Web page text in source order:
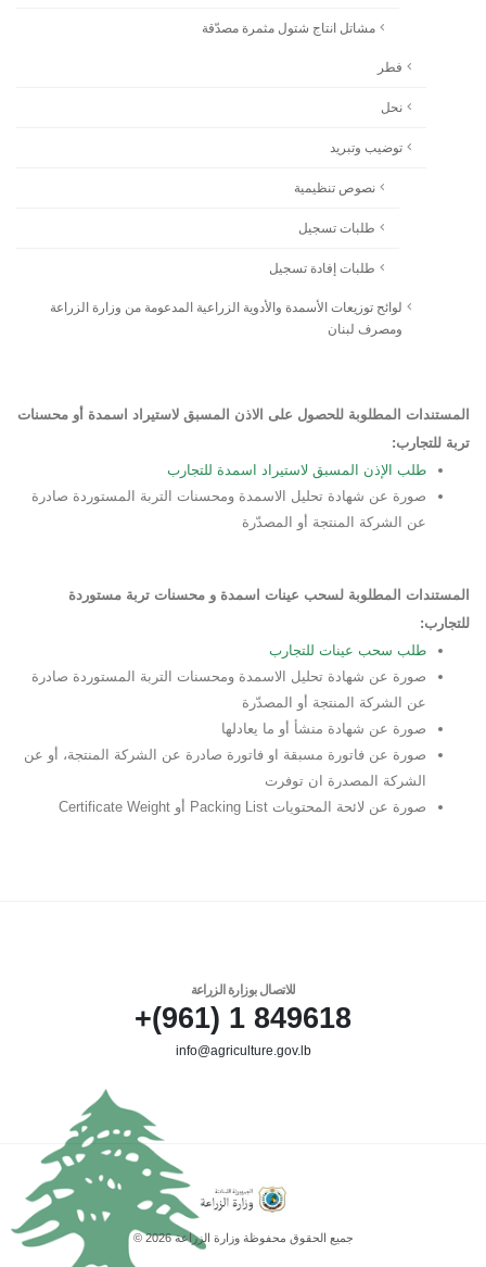
مشاتل انتاج شتول مثمرة مصدّقة
فطر
نحل
توضيب وتبريد
نصوص تنظيمية
طلبات تسجيل
طلبات إفادة تسجيل
لوائح توزيعات الأسمدة والأدوية الزراعية المدعومة من وزارة الزراعة
ومصرف لبنان
المستندات المطلوبة للحصول على الاذن المسبق لاستيراد اسمدة أو محسنات
تربة للتجارب:
طلب الإذن المسبق لاستيراد اسمدة للتجارب
صورة عن شهادة تحليل الاسمدة ومحسنات التربة المستوردة صادرة
عن الشركة المنتجة أو المصدّرة
المستندات المطلوبة لسحب عينات اسمدة و محسنات تربة مستوردة
للتجارب:
طلب سحب عينات للتجارب
صورة عن شهادة تحليل الاسمدة ومحسنات التربة المستوردة صادرة
عن الشركة المنتجة أو المصدّرة
صورة عن شهادة منشأ أو ما يعادلها
صورة عن فاتورة مسبقة او فاتورة صادرة عن الشركة المنتجة، أو عن
الشركة المصدرة ان توفرت
صورة عن لائحة المحتويات Packing List أو Certificate Weight
للاتصال بوزارة الزراعة
849618 1 (961)+
info@agriculture.gov.lb
جميع الحقوق محفوظة وزارة الزراعة 2026 ©